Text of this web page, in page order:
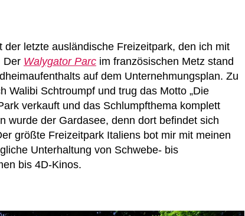
der letzte ausländische Freizeitpark, den ich mit
Der Walygator Parc im französischen Metz stand
auf dem Unternehmungsplan. Zu
Walibi Schtroumpf und trug das Motto „Die
verkauft und das Schlumpfthema komplett
wurde der Gardasee, denn dort befindet sich
größte Freizeitpark Italiens bot mir mit meinen
Unterhaltung von Schwebe- bis
bis 4D-Kinos.